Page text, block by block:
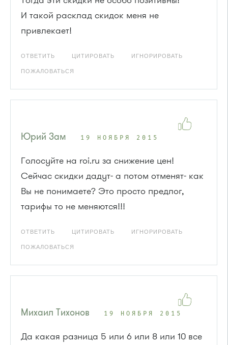
И такой расклад скидок меня не
привлекает!
ОТВЕТИТЬ ЦИТИРОВАТЬ ИГНОРИРОВАТЬ
ПОЖАЛОВАТЬСЯ
Юрий Зам 19 НОЯБРЯ 2015
Голосуйте на roi.ru за снижение цен!
Сейчас скидки дадут- а потом отменят- как
Вы не понимаете? Это просто предлог,
тарифы то не меняются!!!
ОТВЕТИТЬ ЦИТИРОВАТЬ ИГНОРИРОВАТЬ
ПОЖАЛОВАТЬСЯ
Михаил Тихонов 19 НОЯБРЯ 2015
Да какая разница 5 или 6 или 8 или 10 все